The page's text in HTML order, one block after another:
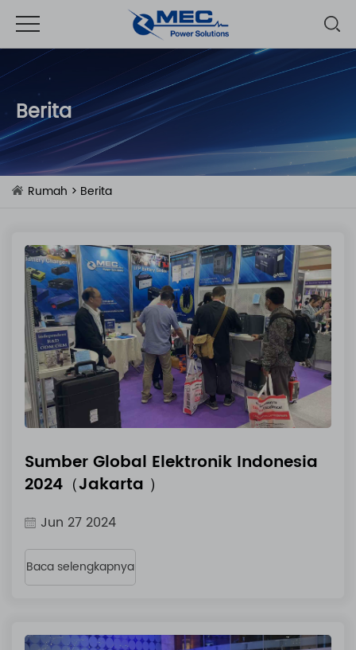
Berita
Rumah > Berita
Sumber Global Elektronik Indonesia
2024（Jakarta ）
Jun 27 2024
Baca selengkapnya